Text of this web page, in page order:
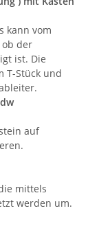
kann vom
der
ist. Die
T-Stück und
auf
mittels
werden um.